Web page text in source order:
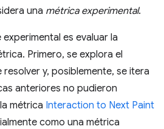
una métrica experimental.
es evaluar la
Primero, se explora el
y, posiblemente, se itera
anteriores no pudieron
métrica Interaction to Next Paint
como una métrica